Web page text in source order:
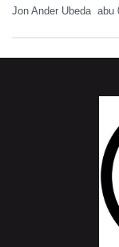
Jon Ander Ubeda abu